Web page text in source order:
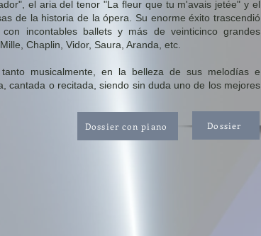
el aria del tenor "La fleur que tu m'avais jetée" y el
de la historia de la ópera. Su enorme éxito trascendió
incontables ballets y más de veinticinco grandes
Chaplin, Vidor, Saura, Aranda, etc.
musicalmente, en la belleza de sus melodías e
cantada o recitada, siendo sin duda uno de los mejores
Dossier
Dossier con piano